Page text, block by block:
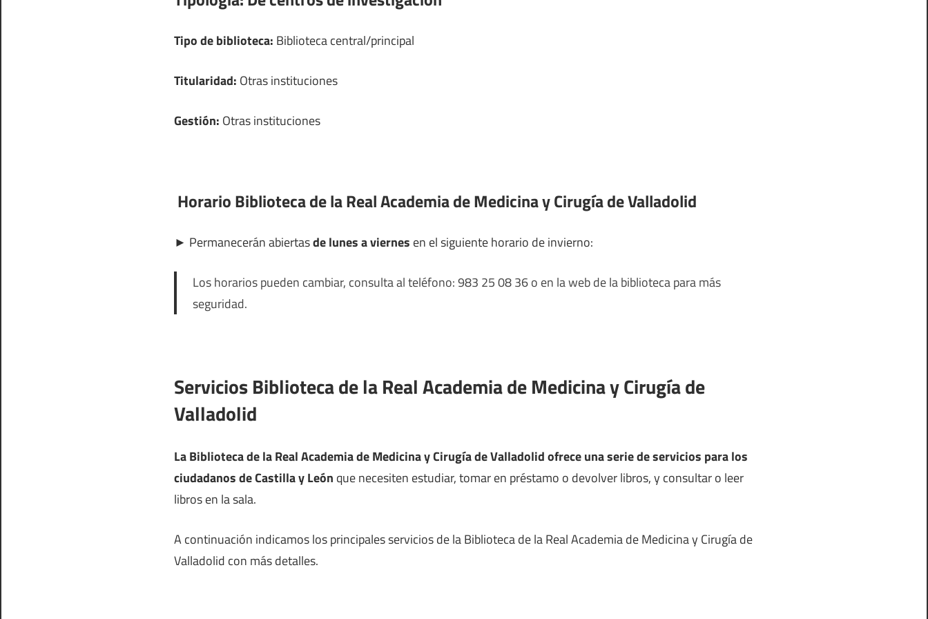
Tipo de biblioteca: Biblioteca central/principal
Titularidad: Otras instituciones
Gestión: Otras instituciones
Horario Biblioteca de la Real Academia de Medicina y Cirugía de Valladolid
► Permanecerán abiertasde lunes a viernes en el siguiente horario de invierno:
Los horarios pueden cambiar, consulta al teléfono: 983 25 08 36 o en la web de la biblioteca para más
seguridad.
Servicios Biblioteca de la Real Academia de Medicina y Cirugía de
Valladolid
La Biblioteca de la Real Academia de Medicina y Cirugía de Valladolid ofrece una serie de servicios para los
ciudadanos de Castilla y León que necesiten estudiar, tomar en préstamo o devolver libros, y consultar o leer
libros en la sala.
A continuación indicamos los principales servicios de la Biblioteca de la Real Academia de Medicina y Cirugía de
Valladolid con más detalles.